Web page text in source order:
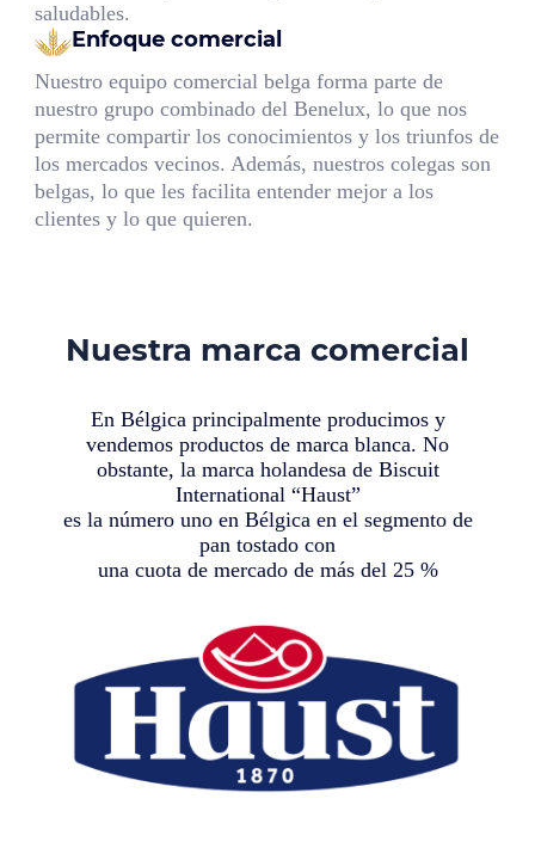
saludables.
Enfoque comercial
Nuestro equipo comercial belga forma parte de
nuestro grupo combinado del Benelux, lo que nos
permite compartir los conocimientos y los triunfos de
los mercados vecinos. Además, nuestros colegas son
belgas, lo que les facilita entender mejor a los
clientes y lo que quieren.
Nuestra marca comercial
En Bélgica principalmente producimos y
vendemos productos de marca blanca. No
obstante, la marca holandesa de Biscuit
International “Haust”
es la número uno en Bélgica en el segmento de
pan tostado con
una cuota de mercado de más del 25 %